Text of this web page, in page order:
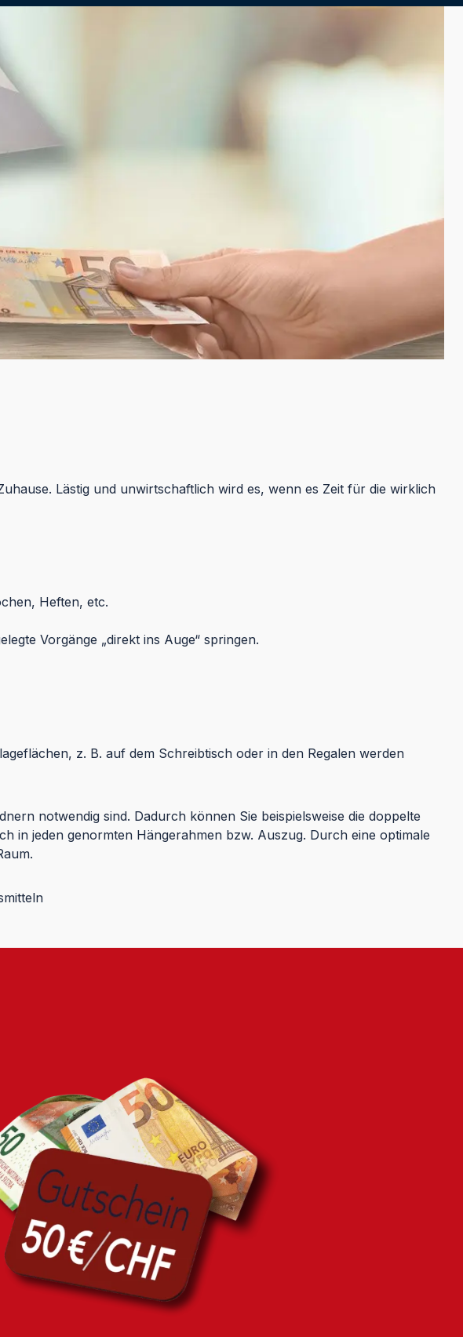
Lästig und unwirtschaftlich wird es, wenn es Zeit für die wirklich
Heften, etc.
Vorgänge „direkt ins Auge“ springen.
z. B. auf dem Schreibtisch oder in den Regalen werden
notwendig sind. Dadurch können Sie beispielsweise die doppelte
in jeden genormten Hängerahmen bzw. Auszug. Durch eine optimale